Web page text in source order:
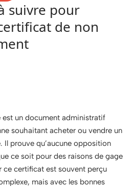
suivre pour
de non
un document administratif
souhaitant acheter ou vendre un
Il prouve qu’aucune opposition
ce soit pour des raisons de gage
ce certificat est souvent perçu
mais avec les bonnes